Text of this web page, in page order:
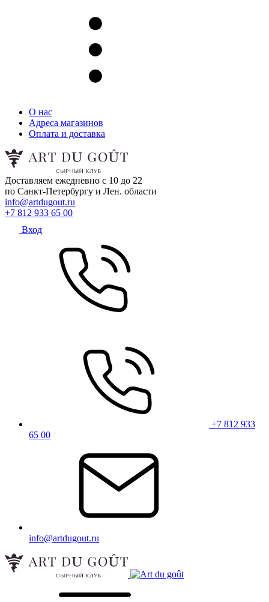
О нас
Адреса магазинов
Оплата и доставка
Доставляем ежедневно с 10 до 22
по Санкт-Петербургу и Лен. области
info@artdugout.ru
+7 812 933 65 00
Вход
+7 812 933
65 00
info@artdugout.ru